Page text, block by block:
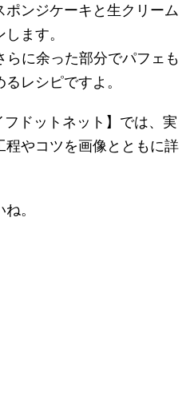
ンジケーキと生クリーム
ます。
らに余った部分でパフェも
レシピですよ。
ドットネット】では、実
やコツを画像とともに詳
。